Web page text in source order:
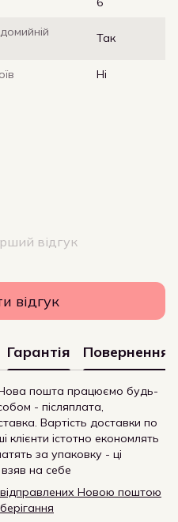
Так
Ні
відгук
відгук
Гарантія Повернення
пошта працюємо будь-
- післяплата,
Вартість доставки по
істотно економлять
за упаковку - ці
на себе
Новою поштою